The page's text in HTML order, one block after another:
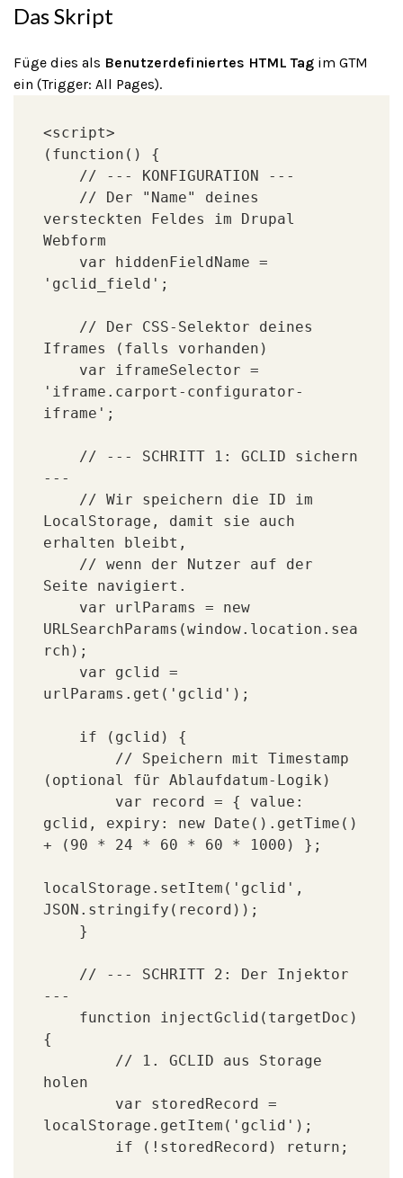
Das Skript
Füge dies als Benutzerdefiniertes HTML Tag im GTM
ein (Trigger: All Pages).
<script>
(function() {
versteckten Feldes im Drupal
Webform
'gclid_field';
Iframes (falls vorhanden)
'iframe.carport-configurator-
iframe';
---
LocalStorage, damit sie auch
erhalten bleibt,
Seite navigiert.
URLSearchParams(window.location.sea
rch);
urlParams.get('gclid');
(optional für Ablaufdatum-Logik)
gclid, expiry: new Date().getTime()
+ (90 * 24 * 60 * 60 * 1000) };
localStorage.setItem('gclid',
JSON.stringify(record));
---
{
holen
localStorage.getItem('gclid');